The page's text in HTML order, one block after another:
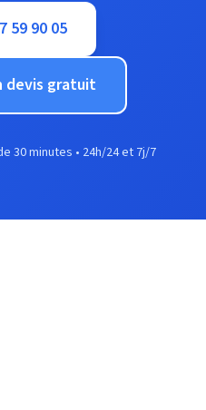
59 90 05
devis gratuit
30 minutes • 24h/24 et 7j/7